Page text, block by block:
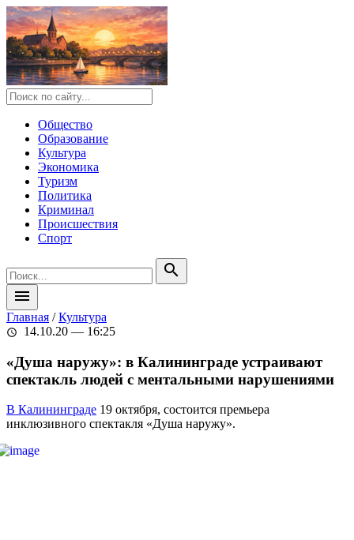
Общество
Образование
Культура
Экономика
Туризм
Политика
Криминал
Происшествия
Спорт
search
menu
Главная /Культура
schedule 14.10.20 — 16:25
«Душа наружу»: в Калининграде устраивают
спектакль людей с ментальными нарушениями
В Калининграде 19 октября, состоится премьера
инклюзивного спектакля «Душа наружу».